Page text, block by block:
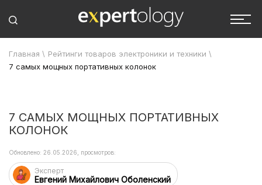
Главная \ Рейтинги товаров электроники и техники \
7 самых мощных портативных колонок
7 САМЫХ МОЩНЫХ ПОРТАТИВНЫХ
КОЛОНОК
Эксперт
Евгений Михайлович Оболенский
Обновлено: 26.05.2026, просмотров: